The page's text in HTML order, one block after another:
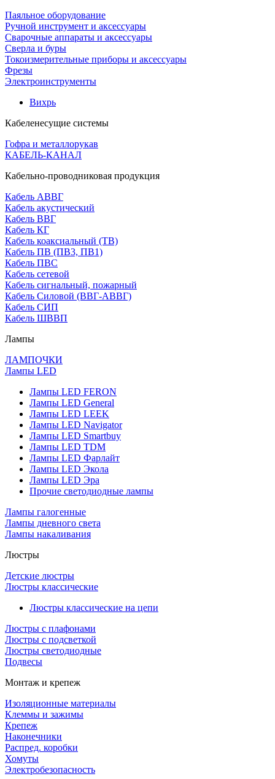
Паяльное оборудование
Ручной инструмент и аксессуары
Сварочные аппараты и аксессуары
Сверла и буры
Токоизмерительные приборы и аксессуары
Фрезы
Электроинструменты
Вихрь
Кабеленесущие системы
Гофра и металлорукав
КАБЕЛЬ-КАНАЛ
Кабельно-проводниковая продукция
Кабель АВВГ
Кабель акустический
Кабель ВВГ
Кабель КГ
Кабель коаксиальный (ТВ)
Кабель ПВ (ПВ3, ПВ1)
Кабель ПВС
Кабель сетевой
Кабель сигнальный, пожарный
Кабель Силовой (ВВГ-АВВГ)
Кабель СИП
Кабель ШВВП
Лампы
ЛАМПОЧКИ
Лампы LED
Лампы LED FERON
Лампы LED General
Лампы LED LEEK
Лампы LED Navigator
Лампы LED Smartbuy
Лампы LED TDM
Лампы LED Фарлайт
Лампы LED Экола
Лампы LED Эра
Прочие светодиодные лампы
Лампы галогенные
Лампы дневного света
Лампы накаливания
Люстры
Детские люстры
Люстры классические
Люстры классические на цепи
Люстры с плафонами
Люстры с подсветкой
Люстры светодиодные
Подвесы
Монтаж и крепеж
Изоляционные материалы
Клеммы и зажимы
Крепеж
Наконечники
Распред. коробки
Хомуты
Электробезопасность